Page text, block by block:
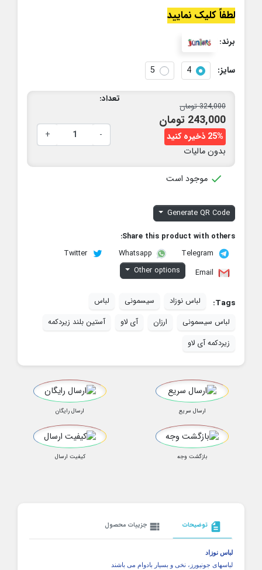
لطفاً کلیک نمایید
برند:
سایز: 4
5
324,000 تومان
243,000 تومان
25% ذخیره کنید
بدون مالیات
تعداد:
-
+
 موجود است
Generate QR Code
Share this product with others:
Telegram
Whatsapp
Twitter
Email
Other options
Tags: لباس نوزاد سیسمونی
لباس
لباس سیسمونی
ارزان آی لاو
آستین بلند زیردکمه
زیردکمه آی لاو
ارسال سریع ارسال رایگان
بازگشت وجه کیفیت ارسال
description توضیحات view_list جزییات محصول
لباس نوزاد
لباسهای جونیورز، نخی و بسیار بادوام می باشند